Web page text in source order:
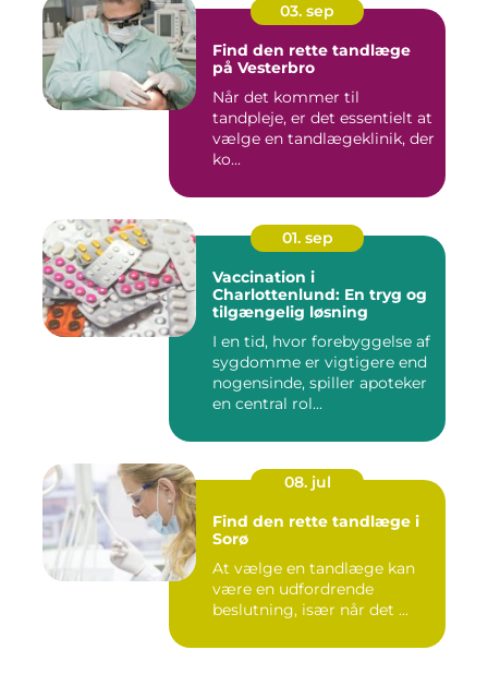
03. sep
Find den rette tandlæge
på Vesterbro
Når det kommer til
tandpleje, er det essentielt at
vælge en tandlægeklinik, der
ko...
01. sep
Vaccination i
Charlottenlund: En tryg og
tilgængelig løsning
I en tid, hvor forebyggelse af
sygdomme er vigtigere end
nogensinde, spiller apoteker
en central rol...
08. jul
Find den rette tandlæge i
Sorø
At vælge en tandlæge kan
være en udfordrende
beslutning, især når det ...